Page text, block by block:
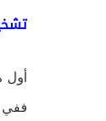
أول
ففي